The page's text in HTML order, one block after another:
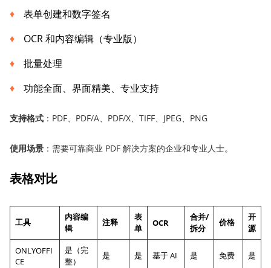
表单创建和数字签名
OCR 和内容编辑（专业版）
批量处理
功能全面、界面精美、专业支持
支持格式 ：PDF、PDF/A、PDF/X、TIFF、JPEG、PNG
使用场景 ：需要可靠商业 PDF 解决方案的企业和专业人士。
表格对比
工具
内容编
辑
注释
表
单
OCR
合并/
拆分
价格
开
源
ONLYOFFI
CE
是（完
整）
是 是 基于 AI 是 免费 是